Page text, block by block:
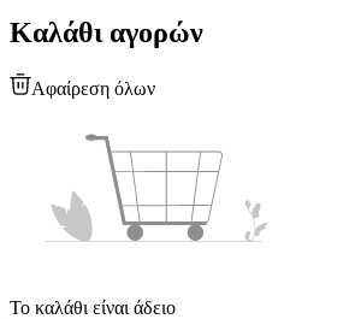
Καλάθι αγορών
Αφαίρεση όλων
Το καλάθι είναι άδειο